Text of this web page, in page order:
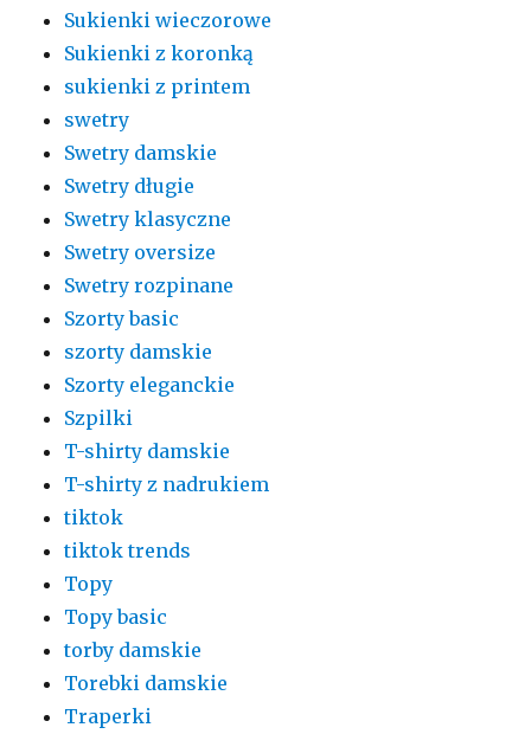
Sukienki wieczorowe
Sukienki z koronką
sukienki z printem
swetry
Swetry damskie
Swetry długie
Swetry klasyczne
Swetry oversize
Swetry rozpinane
Szorty basic
szorty damskie
Szorty eleganckie
Szpilki
T-shirty damskie
T-shirty z nadrukiem
tiktok
tiktok trends
Topy
Topy basic
torby damskie
Torebki damskie
Traperki